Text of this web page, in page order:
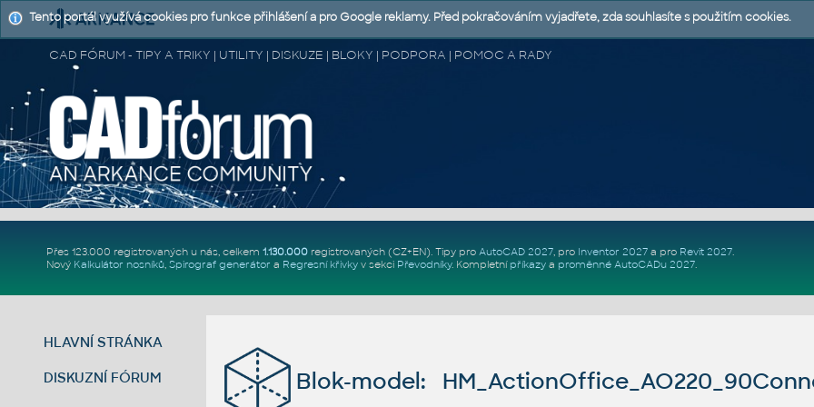
CAD FÓRUM - TIPY A TRIKY | UTILITY | DISKUZE | BLOKY | PODPORA | POMOC A RADY
Přes 123.000 registrovaných u nás, celkem 1.130.000registrovaných (CZ+EN). Tipy pro AutoCAD 2027, pro Inventor 2027a pro Revit 2027.
Nový Kalkulátor nosníků, Spirograf generátor a Regresní křivkyv sekci Převodníky. Kompletní příkazya proměnné AutoCADu 2027.
HLAVNÍ STRÁNKA
DISKUZNÍ FÓRUM Blok-model:
Tento portál využívá cookies pro funkce přihlášení a pro Google reklamy. Před pokračováním vyjadřete, zda souhlasíte s použitím cookies.